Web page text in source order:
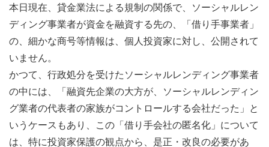
本日現在、貸金業法による規制の関係で、ソーシャルレン
ディング事業者が資金を融資する先の、「借り手事業者」
の、細かな商号等情報は、個人投資家に対し、公開されて
いません。
かつて、行政処分を受けたソーシャルレンディング事業者
の中には、「融資先企業の大方が、ソーシャルレンディン
グ業者の代表者の家族がコントロールする会社だった」と
いうケースもあり、この「借り手会社の匿名化」について
は、特に投資家保護の観点から、是正・改良の必要があ